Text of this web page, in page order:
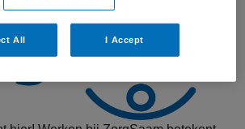
All I Accept